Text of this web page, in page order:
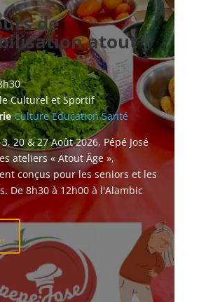
de
atout
Culturel et Sportif
Culture Education Santé
20 & 27 Août 2026, Pépé José
ateliers « Atout Âge »,
conçus pour les seniors et les
De 8h30 à 12h00 à l'Alambic